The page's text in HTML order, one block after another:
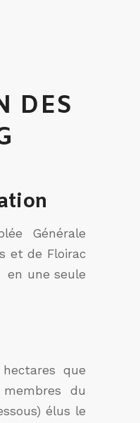
DES
Générale
et de Floirac
en une seule
que
du
élus le